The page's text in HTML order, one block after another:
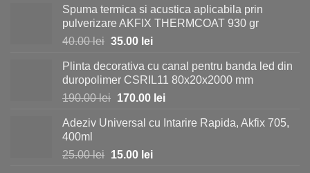
Spuma termica si acustica aplicabila prin
pulverizare AKFIX THERMCOAT 930 gr
40.00lei Prețul
a
fost:
40.00 lei.
35.00 leiPrețul
este:
35.00 lei.
Plinta decorativa cu canal pentru banda led din
duropolimer CSRIL11 80x20x2000 mm
190.00lei Prețul
a
190.00 lei.
170.00 leiPrețul
este:
Adeziv Universal cu Intarire Rapida, Akfix 705,
400ml
25.00lei Prețul
15.00 leiPrețul